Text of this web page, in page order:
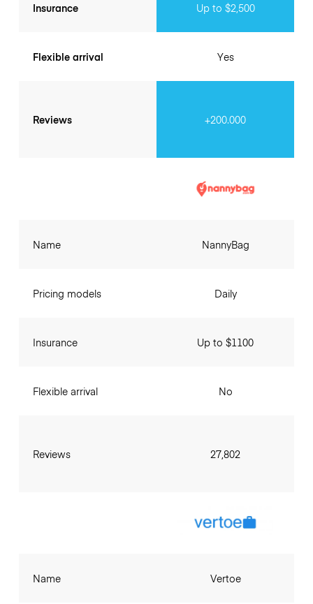
Insurance
Flexible arrival
Reviews
Up to $2,500
Yes
+200.000
Name
Pricing models
Insurance
Flexible arrival
Reviews
NannyBag
Daily
Up to $1100
No
27,802
Name Vertoe